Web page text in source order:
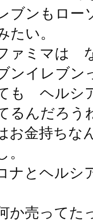
ブンもロ
たい。
ミマは
ンイレブン
も ヘルシ
るんだろう
お金持ち
ナとヘルシ
か売って